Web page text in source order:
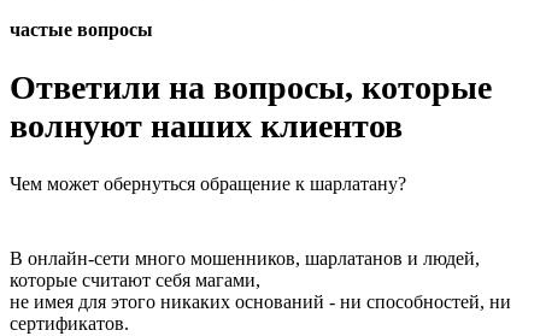
частые вопросы
Ответили на вопросы, которые
волнуют наших клиентов
Чем может обернуться обращение к шарлатану?
В онлайн-сети много мошенников, шарлатанов и людей,
которые считают себя магами,
не имея для этого никаких оснований - ни способностей, ни
сертификатов.